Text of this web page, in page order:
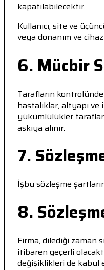
kapatılabilecektir.
Kullanıcı, site ve
veya donanım ve
6. Mücbir
Tarafların
hastalıklar, altyapı
yükümlülükler
askıya alınır.
7.
İşbu sözleşme
8.
Firma, dilediği zaman
itibaren geçerli
değişiklikleri de kabul